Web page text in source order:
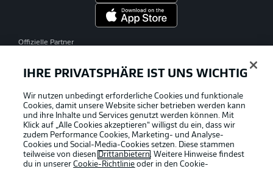
Offizielle Partner
IHRE PRIVATSPHÄRE IST UNS WICHTIG
Wir nutzen unbedingt erforderliche Cookies und funktionale
Cookies, damit unsere Website sicher betrieben werden kann
und ihre Inhalte und Services genutzt werden können. Mit
Klick auf „Alle Cookies akzeptieren“ willigst du ein, dass wir
zudem Performance Cookies, Marketing- und Analyse-
Cookies und Social-Media-Cookies setzen. Diese stammen
teilweise von diesen Drittanbietern. Weitere Hinweise findest
du in unsererCookie-Richtlinie oder in den Cookie-